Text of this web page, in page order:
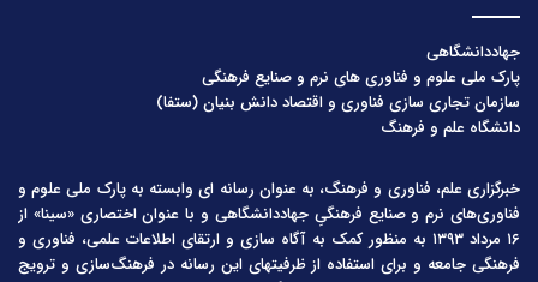
جهاددانشگاهی
پارک ملی علوم و فناوری های نرم و صنایع فرهنگی
سازمان تجاری سازی فناوری و اقتصاد دانش بنیان (ستفا)
دانشگاه علم و فرهنگ
خبرگزاری علم، فناوری و فرهنگ، به عنوان رسانه ای وابسته به پارک ملی علوم و
فناوری‌های نرم و صنایع فرهنگیِ جهاددانشگاهی و با عنوان اختصاری «سینا» از
۱۶ مرداد ۱۳۹۳ به منظور کمک به آگاه سازی و ارتقای اطلاعات علمی، فناوری و
فرهنگی جامعه و برای استفاده از ظرفیتهای این رسانه در فرهنگ‌سازی و ترویج